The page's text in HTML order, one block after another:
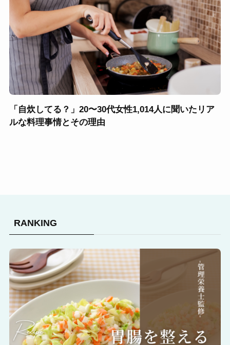
「自炊してる？」20〜30代女性1,014人に聞いたリア
ルな料理事情とその理由
RANKING